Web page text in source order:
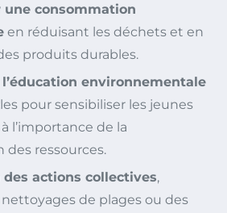
une consommation
en réduisant les déchets et en
produits durables.
environnementale
pour sensibiliser les jeunes
l’importance de la
des ressources.
actions collectives,
de plages ou des